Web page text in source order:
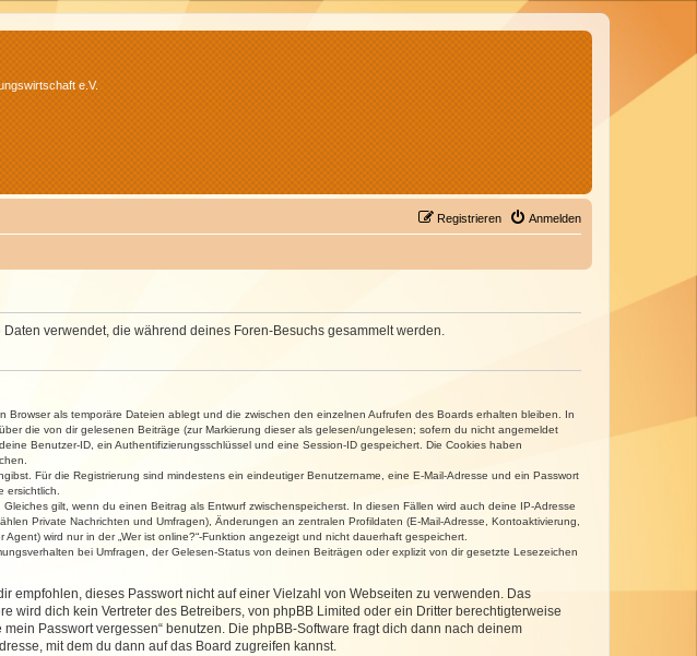
e.V.
Anmelden
Registrieren
Daten verwendet, die während deines Foren-Besuchs gesammelt werden.
als temporäre Dateien ablegt und die zwischen den einzelnen Aufrufen des Boards erhalten bleiben. In
die von dir gelesenen Beiträge (zur Markierung dieser als gelesen/ungelesen; sofern du nicht angemeldet
Benutzer-ID, ein Authentifizierungsschlüssel und eine Session-ID gespeichert. Die Cookies haben
Für die Registrierung sind mindestens ein eindeutiger Benutzername, eine E-Mail-Adresse und ein Passwort
ersichtlich.
gilt, wenn du einen Beitrag als Entwurf zwischenspeicherst. In diesen Fällen wird auch deine IP-Adresse
Private Nachrichten und Umfragen), Änderungen an zentralen Profildaten (E-Mail-Adresse, Kontoaktivierung,
wird nur in der „Wer ist online?“-Funktion angezeigt und nicht dauerhaft gespeichert.
bei Umfragen, der Gelesen-Status von deinen Beiträgen oder explizit von dir gesetzte Lesezeichen
empfohlen, dieses Passwort nicht auf einer Vielzahl von Webseiten zu verwenden. Das
wird dich kein Vertreter des Betreibers, von phpBB Limited oder ein Dritter berechtigterweise
Passwort vergessen“ benutzen. Die phpBB-Software fragt dich dann nach deinem
mit dem du dann auf das Board zugreifen kannst.